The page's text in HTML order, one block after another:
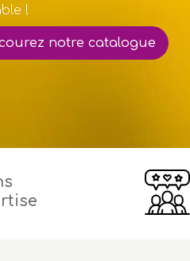
!
notre catalogue
2026, nos